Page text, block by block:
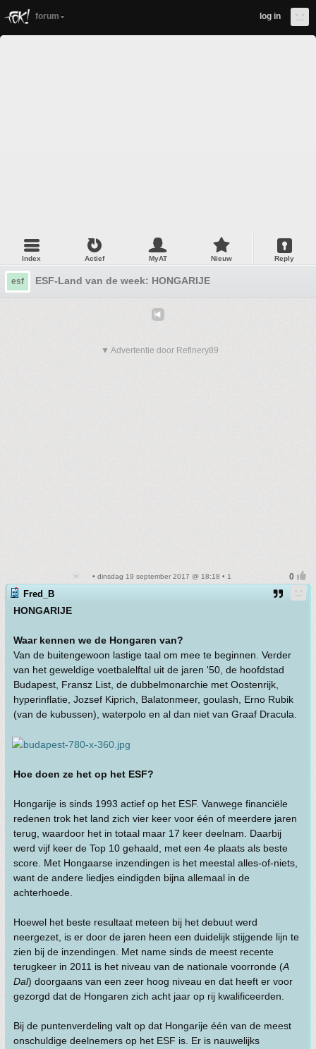
forum log in
Index Actief MyAT Nieuw Reply
esf ESF-Land van de week: HONGARIJE
▼ Advertentie door Refinery89
• dinsdag 19 september 2017 @ 18:18 • 1
Fred_B
HONGARIJE
Waar kennen we de Hongaren van?
Van de buitengewoon lastige taal om mee te beginnen. Verder
van het geweldige voetbalelftal uit de jaren '50, de hoofdstad
Budapest, Fransz List, de dubbelmonarchie met Oostenrijk,
hyperinflatie, Jozsef Kiprich, Balatonmeer, goulash, Erno Rubik
(van de kubussen), waterpolo en al dan niet van Graaf Dracula.
Hoe doen ze het op het ESF?
Hongarije is sinds 1993 actief op het ESF. Vanwege financiële
redenen trok het land zich vier keer voor één of meerdere jaren
terug, waardoor het in totaal maar 17 keer deelnam. Daarbij
werd vijf keer de Top 10 gehaald, met een 4e plaats als beste
score. Met Hongaarse inzendingen is het meestal alles-of-niets,
want de andere liedjes eindigden bijna allemaal in de
achterhoede.
Hoewel het beste resultaat meteen bij het debuut werd
neergezet, is er door de jaren heen een duidelijk stijgende lijn te
zien bij de inzendingen. Met name sinds de meest recente
terugkeer in 2011 is het niveau van de nationale voorronde (A
Dal) doorgaans van een zeer hoog niveau en dat heeft er voor
gezorgd dat de Hongaren zich acht jaar op rij kwalificeerden.
Bij de puntenverdeling valt op dat Hongarije één van de meest
onschuldige deelnemers op het ESF is. Er is nauwelijks